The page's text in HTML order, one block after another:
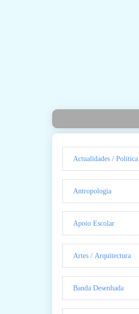
Actualidades / Politica
Antropologia
Apoio Escolar
Artes / Arquitectura
Banda Desenhada